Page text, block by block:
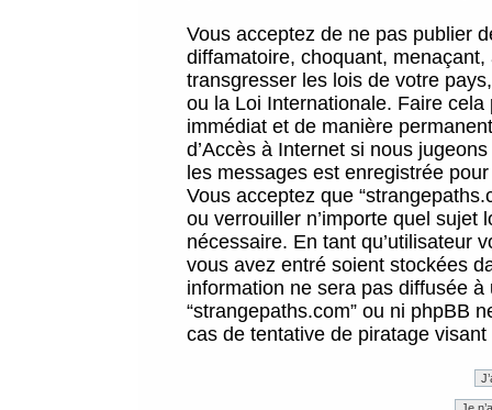
Vous acceptez de ne pas publier
diffamatoire, choquant,
transgresser les lois de votre
ou la Loi Internationale. Faire
immédiat et de manière
d’Accès à Internet si nous
les messages est enregistrée
Vous acceptez que
ou verrouiller n’importe quel sujet
nécessaire. En tant qu’utilisateur
vous avez entré soient stockées
information ne sera pas diffusée
“strangepaths.com” ou ni phpBB
cas de tentative de piratage